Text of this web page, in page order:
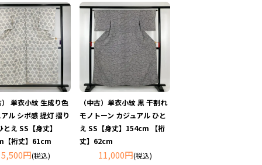
単衣小紋 生成り色
ル シボ感 提灯 摺り
とえ SS【身丈】
【裄丈】61cm
5,500円(税込)
（中古）単衣小紋 黒 干割れ
モノトーン カジュアル ひと
え SS【身丈】154cm 【裄
丈】62cm
11,000円(税込)